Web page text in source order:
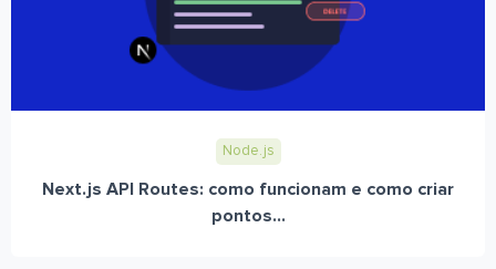
Node.js
Next.js API Routes: como funcionam e como criar
pontos...